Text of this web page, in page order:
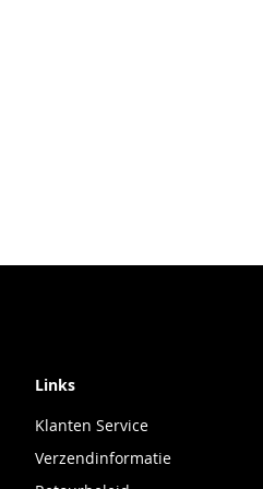
Links
Klanten Service
Verzendinformatie